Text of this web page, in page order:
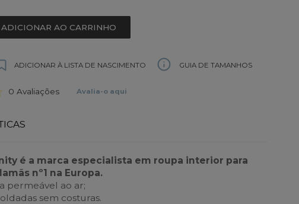
ADICIONAR AO CARRINHO
ADICIONAR À LISTA DE NASCIMENTO GUIA DE TAMANHOS
0 Avaliações Avalia-o aqui
é a marca especialista em roupa interior para
nº1 na Europa.
permeável ao ar;
sem costuras.